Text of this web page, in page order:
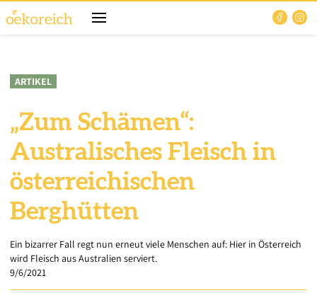
ARTIKEL
„Zum Schämen“:
Australisches Fleisch in
österreichischen
Berghütten
Ein bizarrer Fall regt nun erneut viele Menschen auf: Hier in Österreich
wird Fleisch aus Australien serviert.
9/6/2021